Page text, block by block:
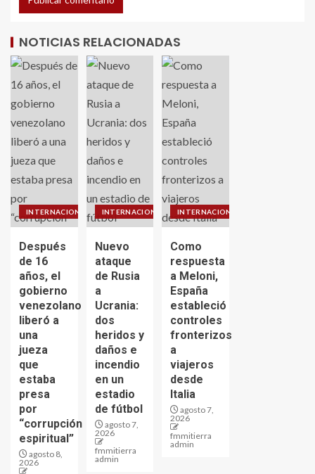
NOTICIAS RELACIONADAS
INTERNACIONALES
Después
de 16
años, el
gobierno
venezolano
liberó a
una
jueza
que
estaba
presa
por
“corrupción
espiritual”
agosto 8,
2026
INTERNACIONALES
Nuevo
ataque
de Rusia
a
Ucrania:
dos
heridos y
daños e
incendio
en un
estadio
de fútbol
agosto 7,
2026
fmmitierra
admin
INTERNACIONALES
Como
respuesta
a Meloni,
España
estableció
controles
fronterizos
a
viajeros
desde
Italia
agosto 7,
2026
fmmitierra
admin